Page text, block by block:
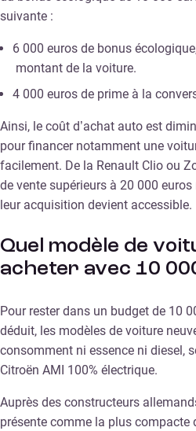
suivante :
6 000 euros de bonus
montant de la voiture.
4 000 euros de prime à la
Ainsi, le coût d’achat auto est
pour financer notamment une
facilement. De la Renault Clio ou
de vente supérieurs à 20 000
leur acquisition devient accessible.
Quel modèle de
acheter avec 10
Pour rester dans un budget de 10
déduit, les modèles de voiture
consomment ni essence ni diesel,
Citroën AMI 100% électrique.
Auprès des constructeurs
présente comme la plus compacte